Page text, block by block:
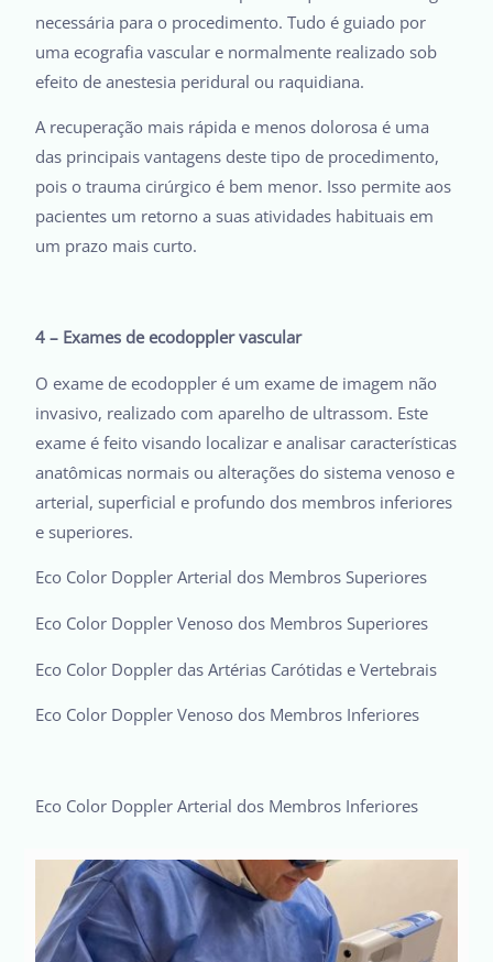
necessária para o procedimento. Tudo é guiado por
uma ecografia vascular e normalmente realizado sob
efeito de anestesia peridural ou raquidiana.
A recuperação mais rápida e menos dolorosa é uma
das principais vantagens deste tipo de procedimento,
pois o trauma cirúrgico é bem menor. Isso permite aos
pacientes um retorno a suas atividades habituais em
um prazo mais curto.
4 – Exames de ecodoppler vascular
O exame de ecodoppler é um exame de imagem não
invasivo, realizado com aparelho de ultrassom. Este
exame é feito visando localizar e analisar características
anatômicas normais ou alterações do sistema venoso e
arterial, superficial e profundo dos membros inferiores
e superiores.
Eco Color Doppler Arterial dos Membros Superiores
Eco Color Doppler Venoso dos Membros Superiores
Eco Color Doppler das Artérias Carótidas e Vertebrais
Eco Color Doppler Venoso dos Membros Inferiores
Eco Color Doppler Arterial dos Membros Inferiores